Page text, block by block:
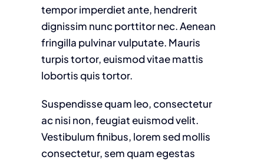
tempor imperdiet ante, hendrerit
dignissim nunc porttitor nec. Aenean
fringilla pulvinar vulputate. Mauris
turpis tortor, euismod vitae mattis
lobortis quis tortor.
Suspendisse quam leo, consectetur
ac nisi non, feugiat euismod velit.
Vestibulum finibus, lorem sed mollis
consectetur, sem quam egestas